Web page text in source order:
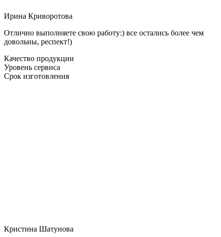
Ирина Криворотова
Отлично выполняете свою работу:) все остались более чем
довольны, респект!)
Качество продукции
Уровень сервиса
Срок изготовления
Кристина Шатунова